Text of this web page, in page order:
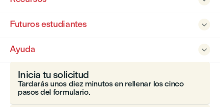

Futuros estudiantes

Ayuda
Inicia tu solicitud
Tardarás unos diez minutos en rellenar los cinco
pasos del formulario.